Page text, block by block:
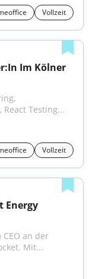
Vollzeit
Im Kölner
React Testing...
Vollzeit
Energy
an der
Mit...